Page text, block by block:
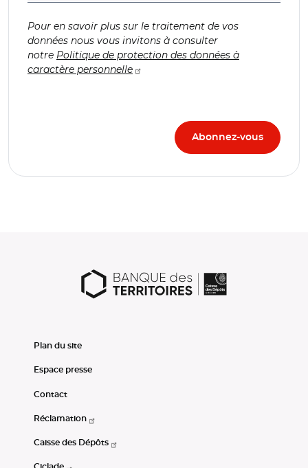
Pour en savoir plus sur le traitement de vos
données nous vous invitons à consulter
notre Politique de protection des données à
caractère personnelle
Plan du site
Espace presse
Contact
Réclamation
Caisse des Dépôts